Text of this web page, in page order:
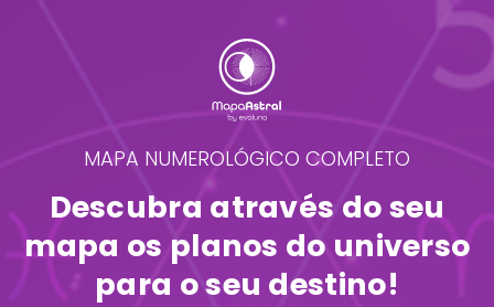
MAPA NUMEROLÓGICO COMPLETO
Descubra através do seu
mapa os planos do universo
para o seu destino!